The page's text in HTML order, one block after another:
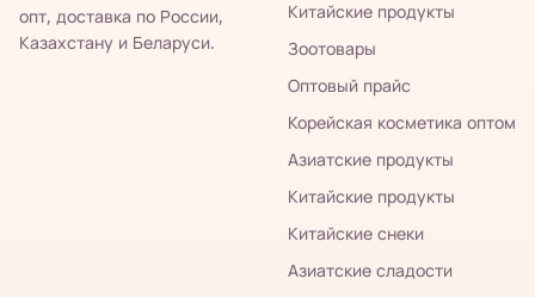
опт, доставка по России,
Казахстану и Беларуси.
Китайские продукты
Зоотовары
Оптовый прайс
Корейская косметика оптом
Азиатские продукты
Китайские продукты
Китайские снеки
Азиатские сладости